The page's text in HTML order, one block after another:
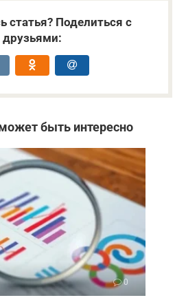
статья? Поделиться с
друзьями:
быть интересно
0